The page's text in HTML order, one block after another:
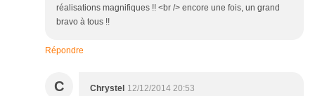
réalisations magnifiques !! <br /> encore une fois, un grand
bravo à tous !!
Répondre
C Chrystel 12/12/2014 20:53